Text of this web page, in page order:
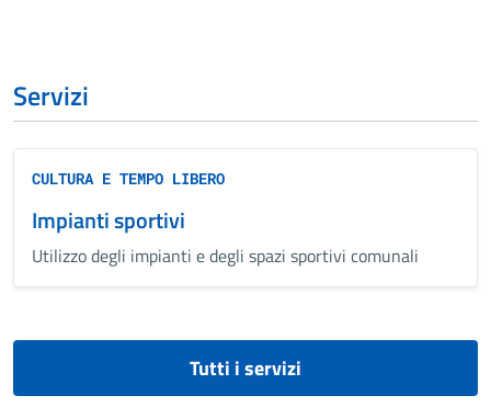
Servizi
CULTURA E TEMPO LIBERO
Impianti sportivi
Utilizzo degli impianti e degli spazi sportivi comunali
Tutti i servizi